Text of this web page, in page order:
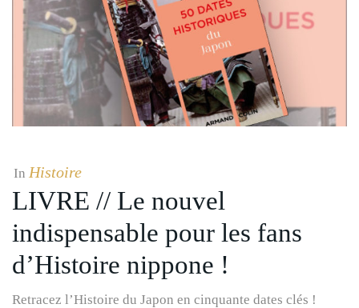
In Histoire
LIVRE // Le nouvel
indispensable pour les fans
d’Histoire nippone !
Retracez l’Histoire du Japon en cinquante dates clés !